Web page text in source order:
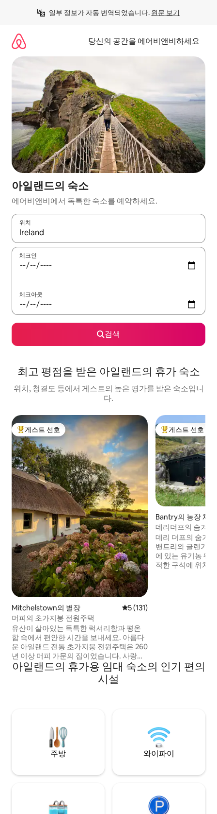
일부 정보가 자동 번역되었습니다. 원문 보기
당신의 공간을 에어비앤비하세요
아일랜드의 숙소
에어비앤비에서 독특한 숙소를 예약하세요.
위치
결과가 나오면 위·아래 화살표 키를 사용하거나 터치 또는 스와이
체크인
체크아웃
검색
최고 평점을 받은 아일랜드의 휴가 숙소
위치, 청결도 등에서 게스트의 높은 평가를 받은 숙소입니
다.
상위 게스트 선호
게스트 선호
Mitchelstown의 별장 평점 5점(5점 만점), 후기 131
5 (131)
머피의 초가지붕 전원주택
유산이 살아있는 독특한 럭셔리함과 평온
함 속에서 편안한 시간을 보내세요. 아름다
운 아일랜드 전통 초가지붕 전원주택은 260
년 이상 머피 가문의 집이었습니다. 사랑스
럽게 복원된 모든 원래 특징을 갖추고 있어
시간의 시험을 견뎌낸 이 전원주택은 숙박
으며, 1시간 이내에 도착할 수 있습니다.
상위 게스트 선호
게스트 선호
Bantry의 농장 체
데리더프의 숨겨
만적인 휴식
데리 더프의 숨겨
밴트리와 글렌가
에 있는 유기농 웨
적한 구석에 위치
아일랜드의 휴가용 임대 숙소의 인기 편의
시설
주방 와이파이